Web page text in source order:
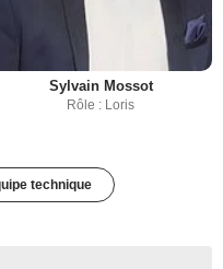
Sylvain Mossot
Rôle : Loris
technique